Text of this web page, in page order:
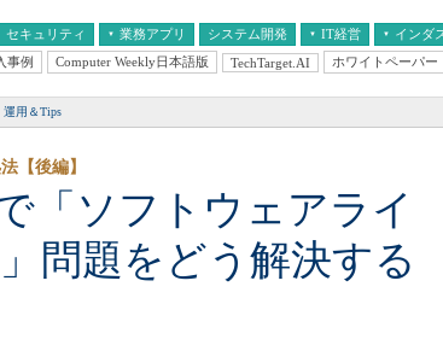
セキュリティ 業務アプリ システム開発 IT経営
経営とIT
インダ
医療IT
事例 Computer Weekly日本語版 TechTarget.AI ホワイトペーパー
運用＆Tips
「ソフトウェアライ
問題をどう解決する
【後編】